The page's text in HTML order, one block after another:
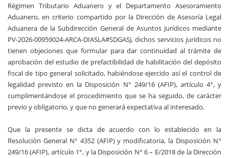
Régimen Tributario Aduanero y el Departamento Asesoramiento
Aduanero, en criterio compartido por la Dirección de Asesoría Legal
Aduanera de la Subdirección General de Asuntos Jurídicos mediante
PV-2026-00959024-ARCA-DIASLA#SDGASJ, dichos servicios jurídicos no
tienen objeciones que formular para dar continuidad al trámite de
aprobación del estudio de prefactibilidad de habilitación del depósito
fiscal de tipo general solicitado, habiéndose ejercido así el control de
legalidad previsto en la Disposición N° 249/16 (AFIP), artículo 4°, y
cumplimentándose el procedimiento que se ha seguido, de carácter
previo y obligatorio, y que no generará expectativa al interesado.
Que la presente se dicta de acuerdo con lo establecido en la
Resolución General N° 4352 (AFIP) y modificatoria, la Disposición N°
249/16 (AFIP), artículo 1°, y la Disposición N° 6 – E/2018 de la Dirección